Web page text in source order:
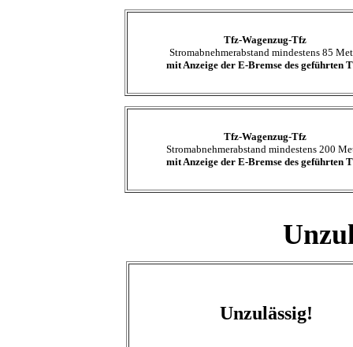
Tfz-Wagenzug-Tfz
Stromabnehmerabstand mindestens 85
mit Anzeige der E-Bremse des geführten
Tfz-Wagenzug-Tfz
Stromabnehmerabstand mindestens 200
mit Anzeige der E-Bremse des geführten
Unzulässig!